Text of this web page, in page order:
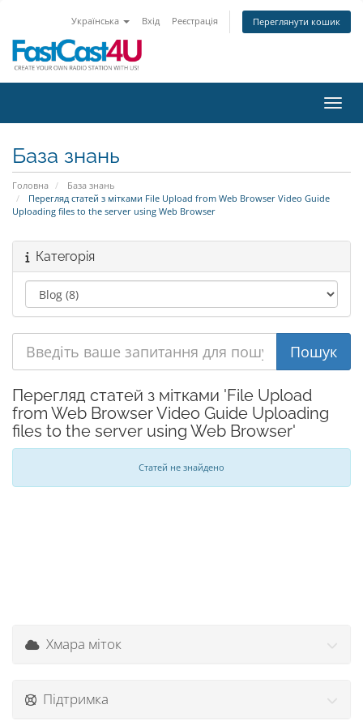
Українська Вхід Реєстрація Переглянути кошик
База знань
Головна
База знань
Перегляд статей з мітками File Upload from Web Browser Video Guide
Uploading files to the server using Web Browser
Категорія
Перегляд статей з мітками 'File Upload
from Web Browser Video Guide Uploading
files to the server using Web Browser'
Статей не знайдено
Хмара міток
Підтримка